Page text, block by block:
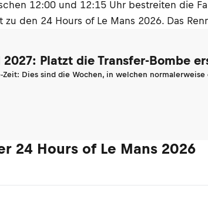
12:00 und 12:15 Uhr bestreiten die
zu den 24 Hours of Le Mans 2026. Das
2027: Platzt die Transfer-Bombe
Zeit: Dies sind die Wochen, in welchen
24 Hours of Le Mans 2026